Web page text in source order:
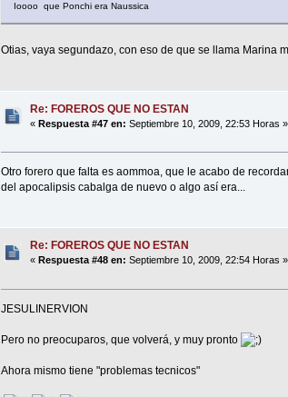
Ioooo que Ponchi era Naussica
Otias, vaya segundazo, con eso de que se llama Marina
Re: FOREROS QUE NO ESTAN
«Respuesta #47 en: Septiembre 10, 2009, 22:53 Horas »
Otro forero que falta es aommoa, que le acabo de
del apocalipsis cabalga de nuevo o algo así era...
Re: FOREROS QUE NO ESTAN
«Respuesta #48 en: Septiembre 10, 2009, 22:54 Horas »
JESULINERVION
Pero no preocuparos, que volverá, y muy pronto
Ahora mismo tiene "problemas tecnicos"